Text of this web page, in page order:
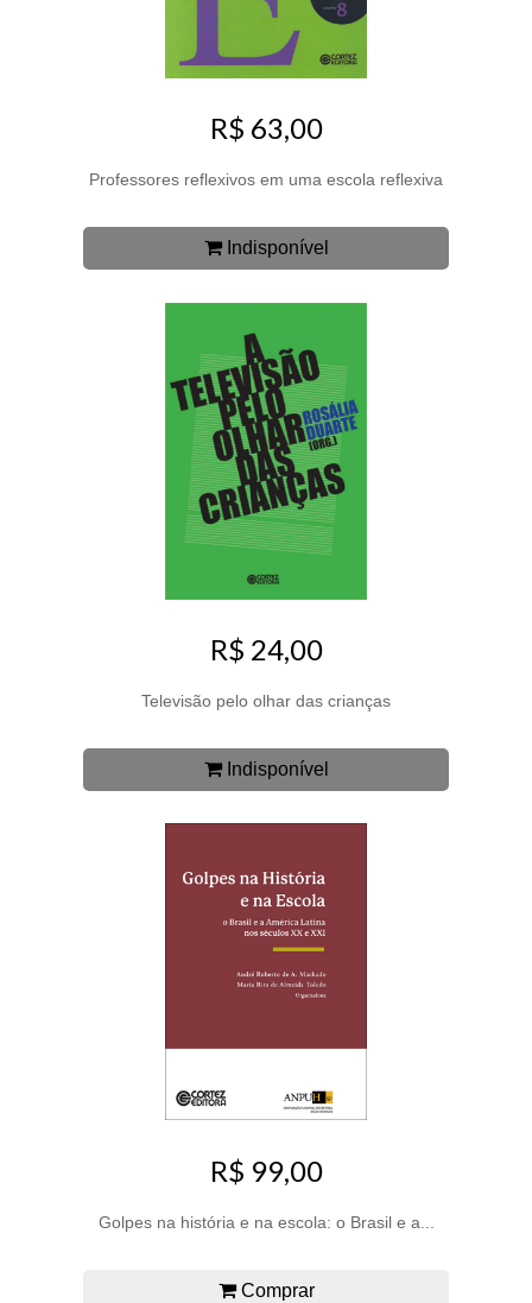
R$ 63,00
Professores reflexivos em uma escola reflexiva
Indisponível
R$ 24,00
Televisão pelo olhar das crianças
Indisponível
R$ 99,00
Golpes na história e na escola: o Brasil e a...
Comprar